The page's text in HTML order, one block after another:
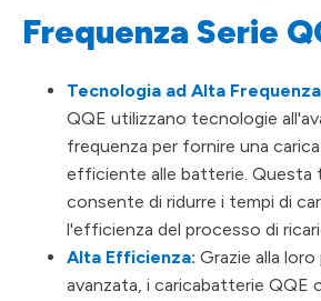
Frequenza Serie
Tecnologia ad Alta
QQE utilizzano tecnologie
frequenza per fornire una
efficiente alle batterie. Questa
consente di ridurre i tempi di
l'efficienza del processo di
Alta Efficienza: Grazie alla
avanzata, i caricabatterie QQE